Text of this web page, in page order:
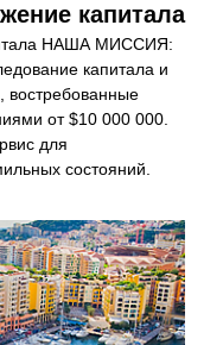
капитала
НАША МИССИЯ:
капитала и
востребованные
от $10 000 000.
для
состояний.